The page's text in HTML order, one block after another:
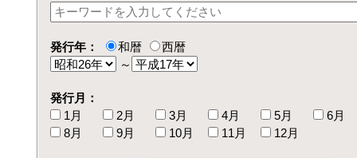
発行年： 和暦
西暦
～
発行月：
1月
2月 3月 4月 5月
6月
8月
9月 10月 11月 12月